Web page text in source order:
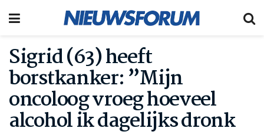
Sigrid (63) heeft
borstkanker: ”Mijn
oncoloog vroeg hoeveel
alcohol ik dagelijks dronk